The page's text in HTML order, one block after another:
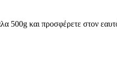
500g και προσφέρετε στον